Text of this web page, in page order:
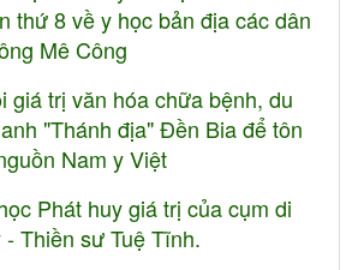
thứ 8 về y học bản địa các dân
Mê Công
giá trị văn hóa chữa bệnh, du
"Thánh địa" Đền Bia để tôn
Nam y Việt
Phát huy giá trị của cụm di
Thiền sư Tuệ Tĩnh.